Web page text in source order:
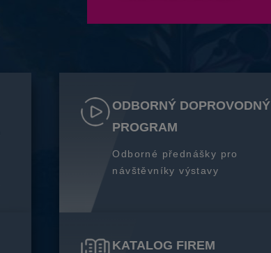
ODBORNÝ DOPROVODNÝ
PROGRAM
Odborné přednášky pro
návštěvníky výstavy
KATALOG FIREM